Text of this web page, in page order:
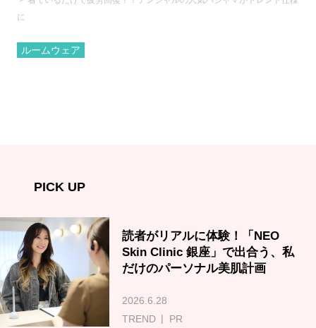
に
ルームウェア
PICK UP
読者がリアルに体験！「NEO
Skin Clinic 銀座」で出合う、私
だけのパーソナル美肌計画
2026.6.28
TREND
PR